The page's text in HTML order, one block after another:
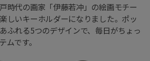
時代の画家「伊藤若冲」の絵画モチー
しいキーホルダーになりました。ポッ
ふれる5つのデザインで、毎日がちょっ
ムです。